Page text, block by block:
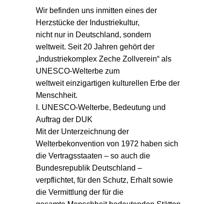
Wir befinden uns inmitten eines der
Herzstücke der Industriekultur,
nicht nur in Deutschland, sondern
weltweit. Seit 20 Jahren gehört der
Industriekomplex Zeche Zollverein“ als
UNESCO-Welterbe zum
weltweit einzigartigen kulturellen Erbe der
Menschheit.
I. UNESCO-Welterbe, Bedeutung und
Auftrag der DUK
Mit der Unterzeichnung der
Welterbekonvention von 1972 haben sich
die Vertragsstaaten – so auch die
Bundesrepublik Deutschland –
verpflichtet, für den Schutz, Erhalt sowie
die Vermittlung der für die